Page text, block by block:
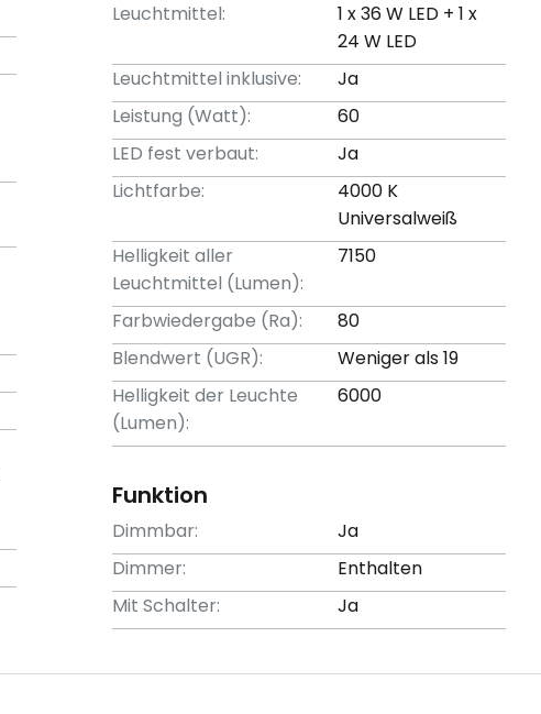
Leuchtmittel:
1 x 36 W LED + 1 x
24 W LED
Leuchtmittel inklusive:
Ja
Leistung (Watt):
60
LED fest verbaut:
Ja
Lichtfarbe:
4000 K
Universalweiß
Helligkeit aller
Leuchtmittel (Lumen):
7150
Farbwiedergabe (Ra):
80
Blendwert (UGR):
Weniger als 19
Helligkeit der Leuchte
(Lumen):
6000
Funktion
Dimmbar:
Ja
Dimmer:
Enthalten
Mit Schalter:
Ja